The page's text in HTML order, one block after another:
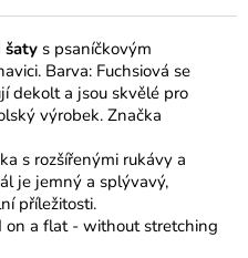
šaty s psaníčkovým
Barva: Fuchsiová se
dekolt a jsou skvělé pro
výrobek. Značka
s rozšířenými rukávy a
je jemný a splývavý,
příležitosti.
on a flat - without stretching